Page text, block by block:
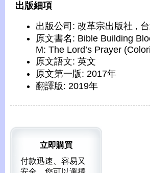
出版細項
出版公司: 改革宗出版社 ,
原文書名: Bible Building
M: The Lord’s Prayer
原文語文: 英文
原文第一版: 2017年
翻譯版: 2019年
立即購買
付款迅速、容易又